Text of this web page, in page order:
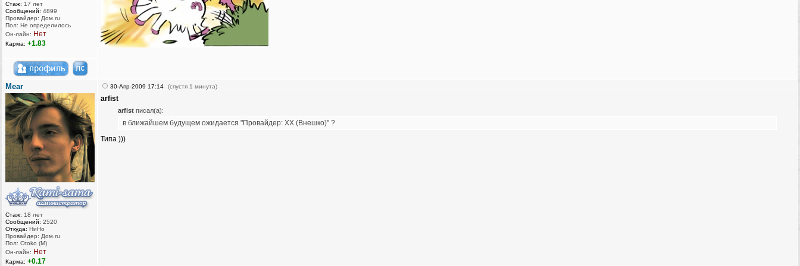
Стаж: 17 лет
Сообщений: 4899
Провайдер: Дом.ru
Пол: Не определилось
Он-лайн: Нет
Карма: +1.83
Mear
Стаж: 18 лет
Сообщений: 2520
Откуда: НиНо
Провайдер: Дом.ru
Пол: Otoko (M)
Он-лайн: Нет
Карма: +0.17
30-Апр-2009 17:14 (спустя 1 минута)
arfist
arfist писал(а):
в ближайшем будущем ожидается "Провайдер: ХХ (Внешко)" ?
Типа )))